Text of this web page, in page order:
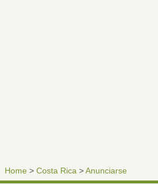
Home > Costa Rica >Anunciarse